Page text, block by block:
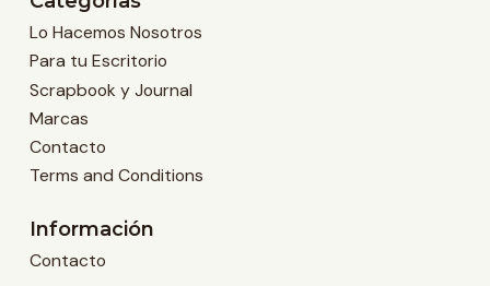
Lo Hacemos Nosotros
Para tu Escritorio
Scrapbook y Journal
Marcas
Contacto
Terms and Conditions
Información
Contacto